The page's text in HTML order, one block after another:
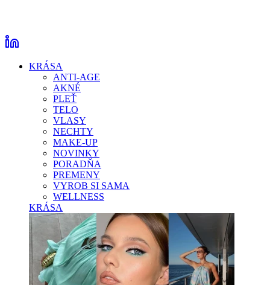
KRÁSA
ANTI-AGE
AKNÉ
PLEŤ
TELO
VLASY
NECHTY
MAKE-UP
NOVINKY
PORADŇA
PREMENY
VYROB SI SAMA
WELLNESS
KRÁSA